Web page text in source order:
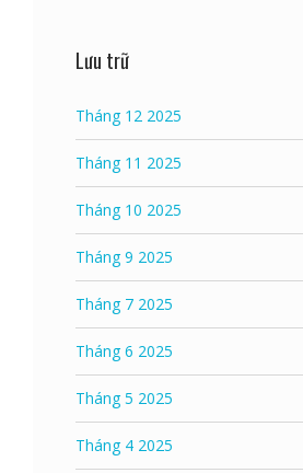
Lưu trữ
Tháng 12 2025
Tháng 11 2025
Tháng 10 2025
Tháng 9 2025
Tháng 7 2025
Tháng 6 2025
Tháng 5 2025
Tháng 4 2025